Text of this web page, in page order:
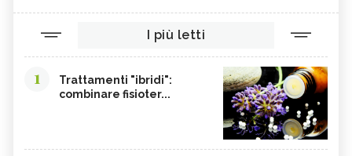
I più letti
1
Trattamenti "ibridi":
combinare fisioter...